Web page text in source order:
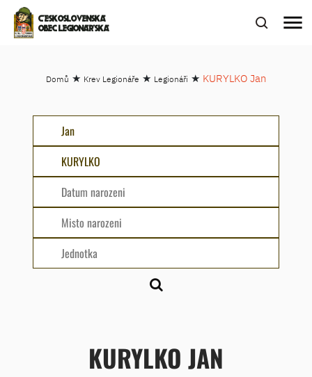
ČESKOSLOVENSKÁ
OBEC LEGIONÁŘSKÁ
menu
Domů ★ Krev Legionáře ★ Legionáři ★ KURYLKO Jan
KURYLKO JAN